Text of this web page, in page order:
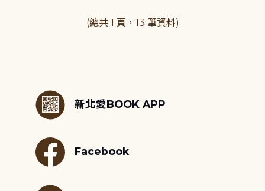
(總共 1 頁，13 筆資料)
新北愛BOOK APP
Facebook